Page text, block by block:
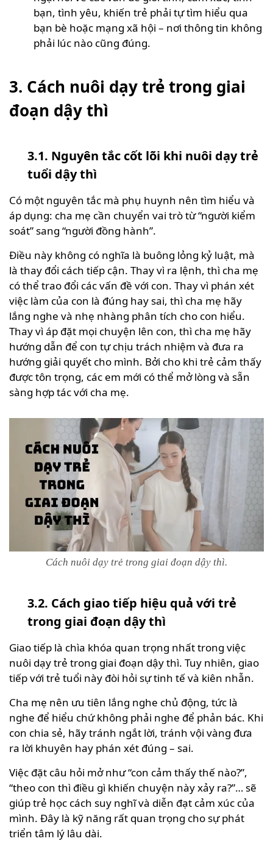
bạn, tình yêu, khiến trẻ phải tự tìm hiểu qua
bạn bè hoặc mạng xã hội – nơi thông tin không
phải lúc nào cũng đúng.
3. Cách nuôi dạy trẻ trong giai
đoạn dậy thì
3.1. Nguyên tắc cốt lõi khi nuôi dạy trẻ
tuổi dậy thì
Có một nguyên tắc mà phụ huynh nên tìm hiểu và
áp dụng: cha mẹ cần chuyển vai trò từ “người kiểm
soát” sang “người đồng hành”.
Điều này không có nghĩa là buông lỏng kỷ luật, mà
là thay đổi cách tiếp cận. Thay vì ra lệnh, thì cha mẹ
có thể trao đổi các vấn đề với con. Thay vì phán xét
việc làm của con là đúng hay sai, thì cha mẹ hãy
lắng nghe và nhẹ nhàng phân tích cho con hiểu.
Thay vì áp đặt mọi chuyện lên con, thì cha mẹ hãy
hướng dẫn để con tự chịu trách nhiệm và đưa ra
hướng giải quyết cho mình. Bởi cho khi trẻ cảm thấy
được tôn trọng, các em mới có thể mở lòng và sẵn
sàng hợp tác với cha mẹ.
Cách nuôi dạy trẻ trong giai đoạn dậy thì.
3.2. Cách giao tiếp hiệu quả với trẻ
trong giai đoạn dậy thì
Giao tiếp là chìa khóa quan trọng nhất trong việc
nuôi dạy trẻ trong giai đoạn dậy thì. Tuy nhiên, giao
tiếp với trẻ tuổi này đòi hỏi sự tinh tế và kiên nhẫn.
Cha mẹ nên ưu tiên lắng nghe chủ động, tức là
nghe để hiểu chứ không phải nghe để phản bác. Khi
con chia sẻ, hãy tránh ngắt lời, tránh vội vàng đưa
ra lời khuyên hay phán xét đúng – sai.
Việc đặt câu hỏi mở như “con cảm thấy thế nào?”,
“theo con thì điều gì khiến chuyện này xảy ra?”… sẽ
giúp trẻ học cách suy nghĩ và diễn đạt cảm xúc của
mình. Đây là kỹ năng rất quan trọng cho sự phát
triển tâm lý lâu dài.